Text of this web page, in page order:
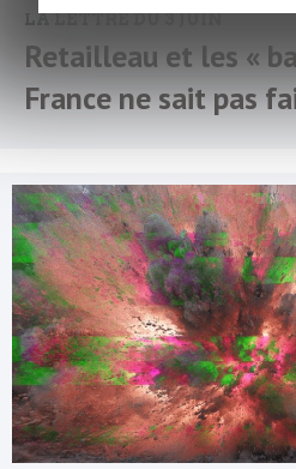
LA LETTRE DU 3 JUIN
Retailleau et les «
France ne sait pas